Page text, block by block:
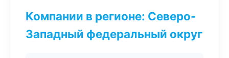
Компании в регионе: Северо-
Западный федеральный округ